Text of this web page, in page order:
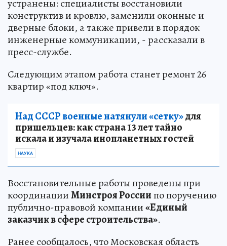
устранены: специалисты восстановили
конструктив и кровлю, заменили оконные и
дверные блоки, а также привели в порядок
инженерные коммуникации, - рассказали в
пресс-службе.
Следующим этапом работа станет ремонт 26
квартир «под ключ».
Над СССР военные натянули «сетку»для
пришельцев: как страна 13 лет тайно
искала и изучала инопланетных гостей
НАУКА
Восстановительные работы проведены при
координацииМинстроя Россиипо поручению
публично-правовой компании«Единый
заказчик в сфере строительства».
Ранее сообщалось, что Московская область